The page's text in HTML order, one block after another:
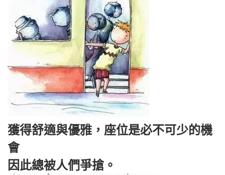
獲得舒適與優雅，座位是必不可少的機
會
因此總被人們爭搶。